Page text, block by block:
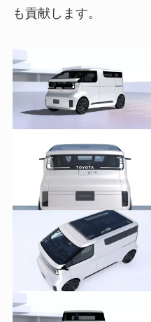
も貢献します。